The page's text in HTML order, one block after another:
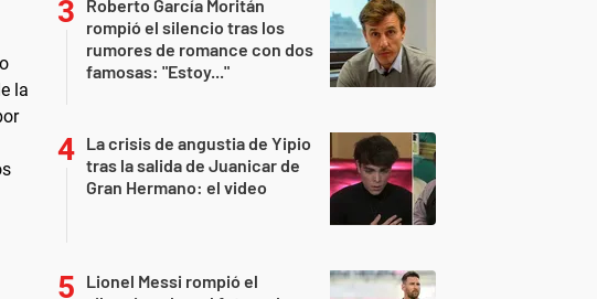
Roberto García Moritán
rompió el silencio tras los
rumores de romance con dos
famosas: "Estoy..."
La crisis de angustia de Yipio
tras la salida de Juanicar de
Gran Hermano: el video
Lionel Messi rompió el